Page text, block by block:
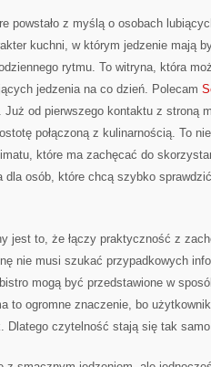
powstało z myślą o osobach
kuchni, w którym jedzenie mają
rytmu. To witryna, która
jedzenia na co dzień. Polecam
Już od pierwszego kontaktu z stroną
połączoną z kulinarnością. To
które ma zachęcać do
dla osób, które chcą szybko
jest to, że łączy praktyczność z
nie musi szukać przypadkowych
mogą być przedstawione w
to ogromne znaczenie, bo
Dlatego czytelność stają się tak